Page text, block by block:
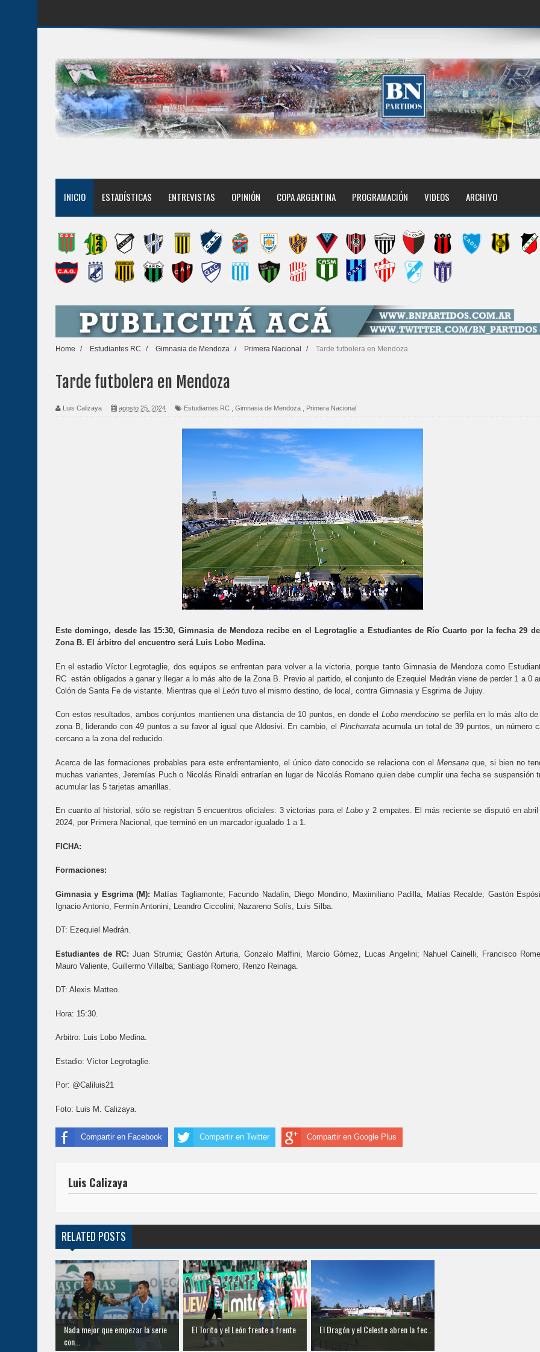
INICIO ESTADÍSTICAS ENTREVISTAS OPINIÓN COPA ARGENTINA PROGRAMACIÓN VIDEOS ARCHIVO
Home / Estudiantes RC / Gimnasia de Mendoza / Primera Nacional / Tarde futbolera en Mendoza
Tarde futbolera en Mendoza
Luis Calizaya agosto 25, 2024 Estudiantes RC Gimnasia de Mendoza Primera Nacional
Este domingo, desde las 15:30, Gimnasia de Mendoza recibe en el Legrotaglie a Estudiantes de Río Cuarto por la fecha 29
Zona B. El árbitro del encuentro será Luis Lobo Medina.
En el estadio Víctor Legrotaglie, dos equipos se enfrentan para volver a la victoria, porque tanto Gimnasia de Mendoza como
RC están obligados a ganar y llegar a lo más alto de la Zona B. Previo al partido, el conjunto de Ezequiel Medrán viene de perder 1 a 0
Colón de Santa Fe de vistante. Mientras que el León tuvo el mismo destino, de local, contra Gimnasia y Esgrima de Jujuy.
Con estos resultados, ambos conjuntos mantienen una distancia de 10 puntos, en donde el Lobo mendocino se perfila en lo más alto
zona B, liderando con 49 puntos a su favor al igual que Aldosivi. En cambio, el Pincharrataacumula un total de 39 puntos, un número
cercano a la zona del reducido.
Acerca de las formaciones probables para este enfrentamiento, el único dato conocido se relaciona con elMensana que, si bien no
muchas variantes, Jeremías Puch o Nicolás Rinaldi entrarían en lugar de Nicolás Romano quien debe cumplir una fecha se suspensión
acumular las 5 tarjetas amarillas.
En cuanto al historial, sólo se registran 5 encuentros oficiales: 3 victorias para el Loboy 2 empates. El más reciente se disputó en abril
2024, por Primera Nacional, que terminó en un marcador igualado 1 a 1.
FICHA:
Formaciones:
Gimnasia y Esgrima (M): Matías Tagliamonte; Facundo Nadalín, Diego Mondino, Maximiliano Padilla, Matías Recalde; Gastón
Ignacio Antonio, Fermín Antonini, Leandro Ciccolini; Nazareno Solís, Luis Silba.
DT: Ezequiel Medrán.
Estudiantes de RC: Juan Strumia; Gastón Arturia, Gonzalo Maffini, Marcio Gómez, Lucas Angelini; Nahuel Cainelli, Francisco
Mauro Valiente, Guillermo Villalba; Santiago Romero, Renzo Reinaga.
DT: Alexis Matteo.
Hora: 15:30.
Arbitro: Luis Lobo Medina.
Estadio: Víctor Legrotaglie.
Por: @Caliluis21
Foto: Luis M. Calizaya.
Compartir en Facebook Compartir en Twitter Compartir en Google Plus
Luis Calizaya
RELATED POSTS
Nada mejor que empezar la serie
con...
El Torito y el León frente a frente El Dragón y el Celeste abren la fec...